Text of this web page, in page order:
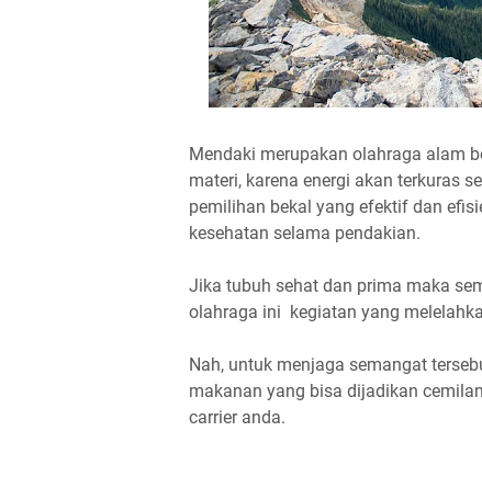
Mendaki merupakan olahraga alam
materi, karena energi akan terkuras
pemilihan bekal yang efektif dan
kesehatan selama pendakian.
Jika tubuh sehat dan prima maka
olahraga ini kegiatan yang
Nah, untuk menjaga semangat
makanan yang bisa dijadikan
carrier anda.